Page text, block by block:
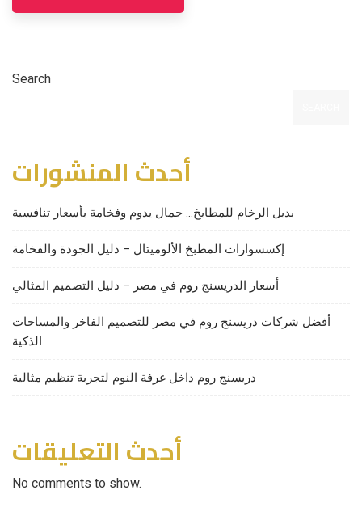
Search
أحدث المنشورات
بديل الرخام للمطابخ… جمال يدوم وفخامة بأسعار تنافسية
إكسسوارات المطبخ الألوميتال – دليل الجودة والفخامة
أسعار الدريسنج روم في مصر – دليل التصميم المثالي
أفضل شركات دريسنج روم في مصر للتصميم الفاخر والمساحات
الذكية
دريسنج روم داخل غرفة النوم لتجربة تنظيم مثالية
أحدث التعليقات
No comments to show.